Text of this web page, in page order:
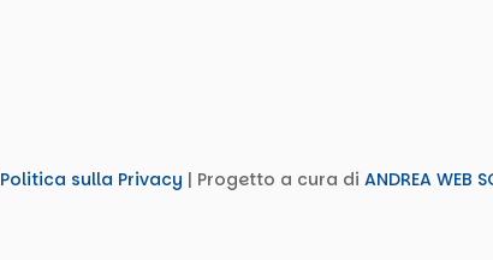
Politica sulla Privacy | Progetto a cura di ANDREA WEB